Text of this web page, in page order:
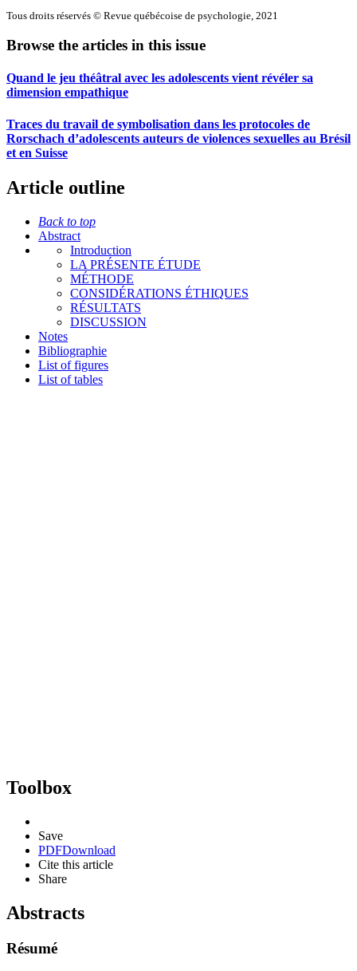
Tous droits réservés © Revue québécoise de psychologie, 2021
Browse the articles in this issue
Quand le jeu théâtral avec les adolescents vient révéler sa
dimension empathique
Traces du travail de symbolisation dans les protocoles de
Rorschach d’adolescents auteurs de violences sexuelles au Brésil
et en Suisse
Article outline
Back to top
Abstract
Introduction
LA PRÉSENTE ÉTUDE
MÉTHODE
CONSIDÉRATIONS ÉTHIQUES
RÉSULTATS
DISCUSSION
Notes
Bibliographie
List of figures
List of tables
Toolbox
Save
PDFDownload
Cite this article
Share
Abstracts
Résumé